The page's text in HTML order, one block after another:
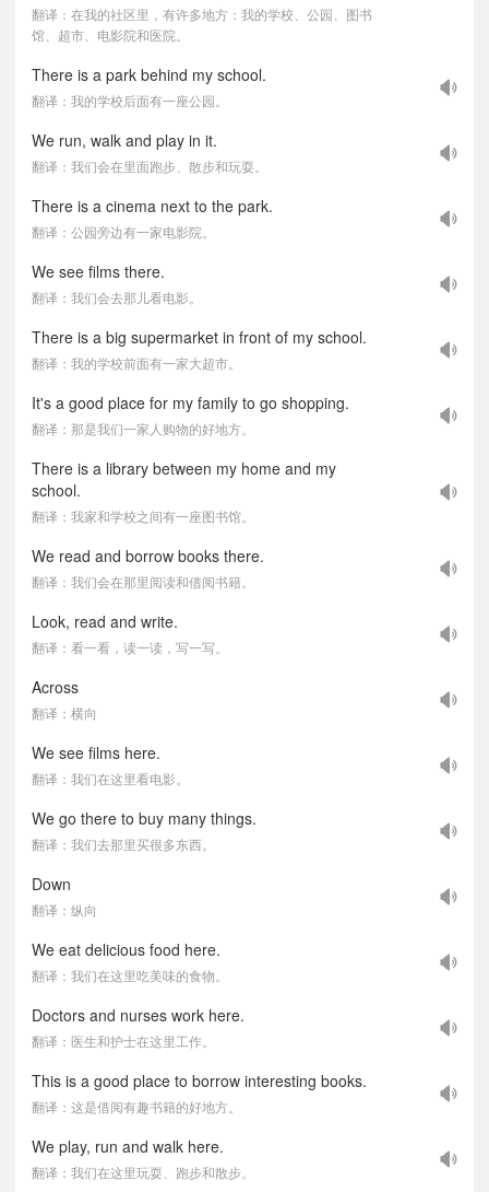
翻译：在我的社区里，有许多地方：我的学校、公园、图书
馆、超市、电影院和医院。
There is a park behind my school.
翻译：我的学校后面有一座公园。
We run, walk and play in it.
翻译：我们会在里面跑步、散步和玩耍。
There is a cinema next to the park.
翻译：公园旁边有一家电影院。
We see films there.
翻译：我们会去那儿看电影。
There is a big supermarket in front of my school.
翻译：我的学校前面有一家大超市。
It's a good place for my family to go shopping.
翻译：那是我们一家人购物的好地方。
There is a library between my home and my
school.
翻译：我家和学校之间有一座图书馆。
We read and borrow books there.
翻译：我们会在那里阅读和借阅书籍。
Look, read and write.
翻译：看一看，读一读，写一写。
Across
翻译：横向
We see films here.
翻译：我们在这里看电影。
We go there to buy many things.
翻译：我们去那里买很多东西。
Down
翻译：纵向
We eat delicious food here.
翻译：我们在这里吃美味的食物。
Doctors and nurses work here.
翻译：医生和护士在这里工作。
This is a good place to borrow interesting books.
翻译：这是借阅有趣书籍的好地方。
We play, run and walk here.
翻译：我们在这里玩耍、跑步和散步。